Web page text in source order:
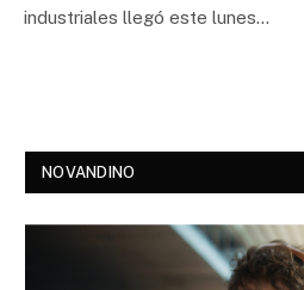
industriales llegó este lunes…
NOVANDINO